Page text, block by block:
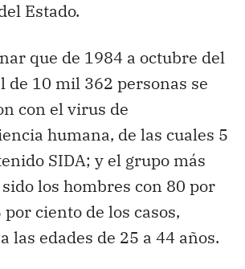
Estado.
que de 1984 a octubre del
de 10 mil 362 personas se
con el virus de
humana, de las cuales 5
SIDA; y el grupo más
los hombres con 80 por
ciento de los casos,
las edades de 25 a 44 años.